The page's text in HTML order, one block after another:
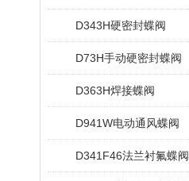
D343H硬密封蝶阀
D73H手动硬密封蝶阀
D363H焊接蝶阀
D941W电动通风蝶阀
D341F46法兰衬氟蝶阀